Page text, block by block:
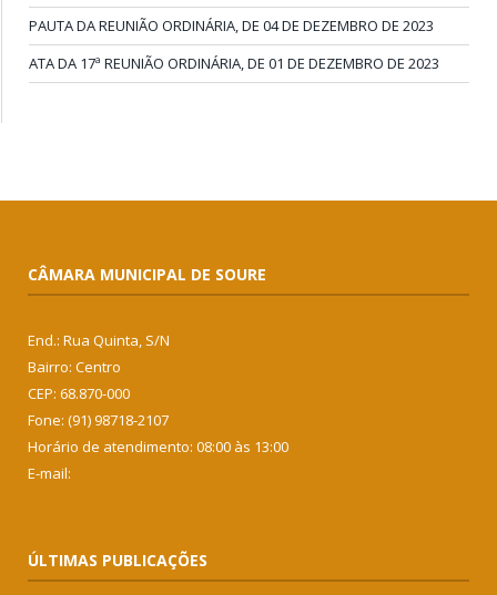
PAUTA DA REUNIÃO ORDINÁRIA, DE 04 DE DEZEMBRO DE 2023
ATA DA 17ª REUNIÃO ORDINÁRIA, DE 01 DE DEZEMBRO DE 2023
CÂMARA MUNICIPAL DE SOURE
End.: Rua Quinta, S/N
Bairro: Centro
CEP: 68.870-000
Fone: (91) 98718-2107
Horário de atendimento: 08:00 às 13:00
E-mail:
ÚLTIMAS PUBLICAÇÕES